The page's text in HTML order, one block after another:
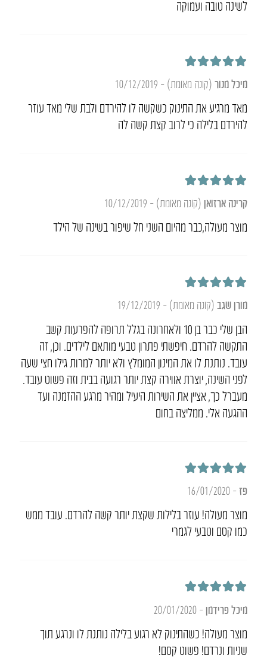
לשינה טובה ועמוקה
מיכל מנור (קונה מאומת) –
10/12/2019
מאד מרגיע את התינוק כשקשה לו להירדם ולבת שלי מאד עוזר
להירדם בלילה כי לרוב קצת קשה לה
קרינה ארזואן (קונה מאומת) –
10/12/2019
מוצר מעולה,כבר מהיום השני חל שיפור בשינה של הילד
מורן שגב (קונה מאומת) –
19/12/2019
הבן שלי כבר בן 10 ולאחרונה בגלל תרופה להפרעות קשב
התקשה להרדם. חיפשתי פתרון טבעי מותאם לילדים. וכן, זה
עובד. נותנת לו את המינון המומלץ ולא יותר למרות גילו חצי שעה
לפני השינה, יוצרת אווירה קצת יותר רגועה בבית וזה פשוט עובד.
מעברל כך, אציין את השירות היעיל ומהיר מרגע ההזמנה ועד
ההגעה אלי. ממליצה בחום
פז–
16/01/2020
מוצר מעולה! עוזר בלילות שקצת יותר קשה להרדם. עובד ממש
כמו קסם וטבעי לגמרי
מיכל פרידמן –
20/01/2020
מוצר מעולה! כשהתינוק לא רגוע בלילה נותנת לו ונרגע תוך
שניות ונרדם! פשוט קסם!